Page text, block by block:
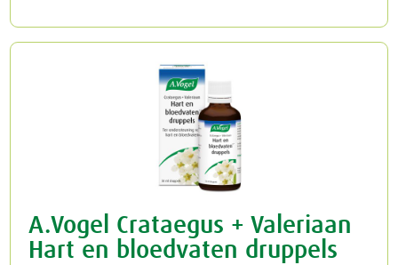
A.Vogel Crataegus + Valeriaan
Hart en bloedvaten druppels